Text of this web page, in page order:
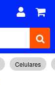
Celulares